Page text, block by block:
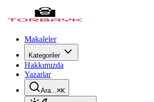
Makaleler
Kategoriler
Hakkımızda
Yazarlar
Ara...⌘K